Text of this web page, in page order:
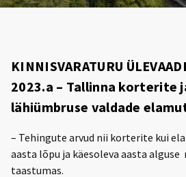
KINNISVARATURU
2023.a – Tallinna korterite
lähiümbruse valdade
– Tehingute arvud nii korterite kui
aasta lõpu ja käesoleva aasta alguse
taastumas.